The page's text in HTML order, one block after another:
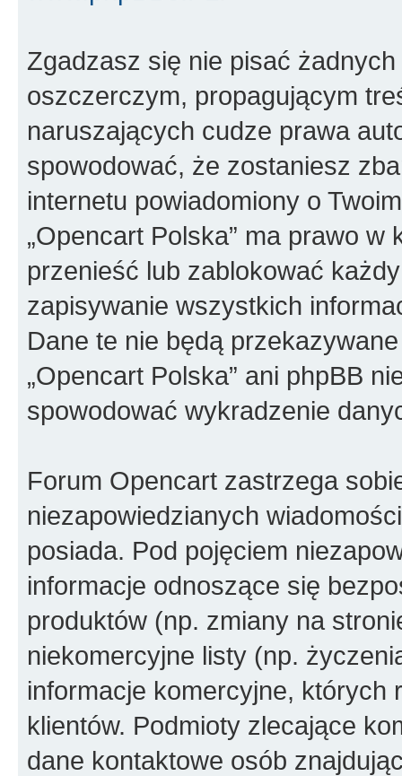
Zgadzasz się nie pisać
oszczerczym, propagującym
naruszających cudze prawa
spowodować, że zostaniesz
internetu powiadomiony o
„Opencart Polska” ma prawo
przenieść lub zablokować
zapisywanie wszystkich
Dane te nie będą
„Opencart Polska” ani phpBB
spowodować wykradzenie
Forum Opencart zastrzega
niezapowiedzianych
posiada. Pod pojęciem
informacje odnoszące się
produktów (np. zmiany na
niekomercyjne listy (np.
informacje komercyjne, których
klientów. Podmioty zlecające
dane kontaktowe osób